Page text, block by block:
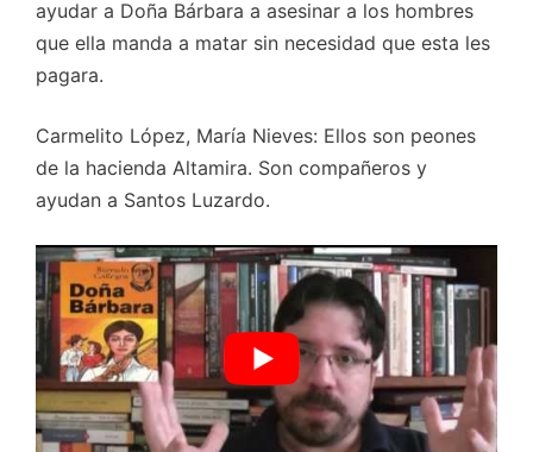
ayudar a Doña Bárbara a asesinar a los hombres
que ella manda a matar sin necesidad que esta les
pagara.
Carmelito López, María Nieves: Ellos son peones
de la hacienda Altamira. Son compañeros y
ayudan a Santos Luzardo.